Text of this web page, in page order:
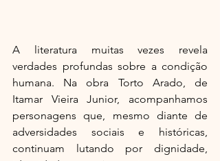
A literatura muitas vezes revela
verdades profundas sobre a condição
humana. Na obra Torto Arado, de
Itamar Vieira Junior, acompanhamos
personagens que, mesmo diante de
adversidades sociais e históricas,
continuam lutando por dignidade,